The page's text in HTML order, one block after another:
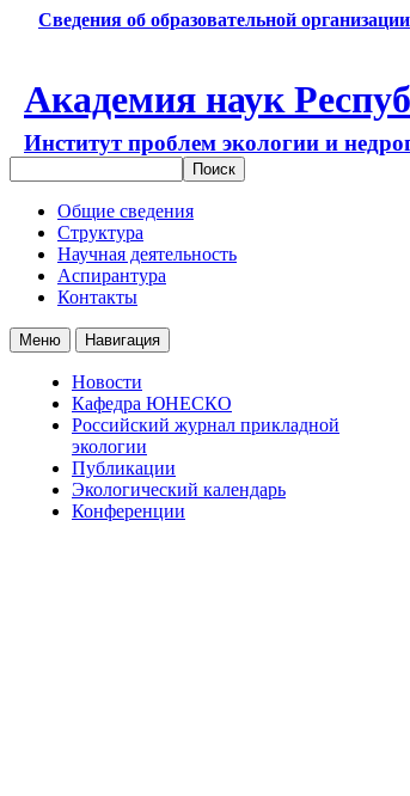
Сведения об образовательной организации
Академия наук
Институт проблем экологии и
Общие сведения
Структура
Научная деятельность
Аспирантура
Контакты
Меню Навигация
Новости
Кафедра ЮНЕСКО
Российский журнал прикладной
экологии
Публикации
Экологический календарь
Конференции